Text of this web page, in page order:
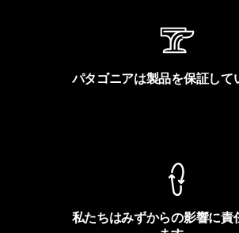
パタゴニアは製品を保証して
私たちはみずからの影響に責